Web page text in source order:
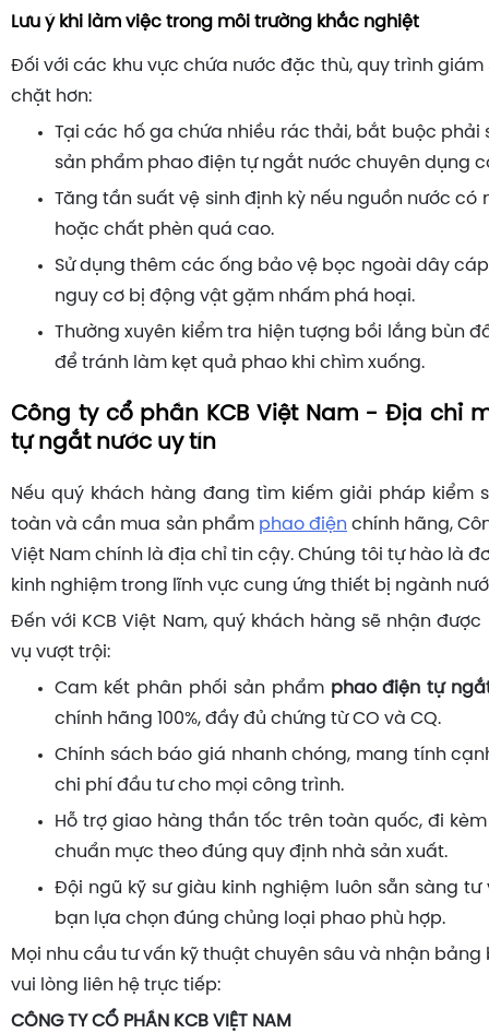
Lưu ý khi làm việc trong môi trường khắc nghiệt
Đối với các khu vực chứa nước đặc thù, quy trình
chặt hơn:
Tại các hố ga chứa nhiều rác thải, bắt buộc phải
sản phẩm phao điện tự ngắt nước chuyên dụng
Tăng tần suất vệ sinh định kỳ nếu nguồn nước có
hoặc chất phèn quá cao.
Sử dụng thêm các ống bảo vệ bọc ngoài dây
nguy cơ bị động vật gặm nhấm phá hoại.
Thường xuyên kiểm tra hiện tượng bồi lắng bùn
để tránh làm kẹt quả phao khi chìm xuống.
Công ty cổ phần KCB Việt Nam - Địa chỉ
tự ngắt nước uy tín
Nếu quý khách hàng đang tìm kiếm giải pháp kiểm
toàn và cần mua sản phẩm phao điện chính hãng,
Việt Nam chính là địa chỉ tin cậy. Chúng tôi tự hào là
kinh nghiệm trong lĩnh vực cung ứng thiết bị ngành
Đến với KCB Việt Nam, quý khách hàng sẽ nhận
vụ vượt trội:
Cam kết phân phối sản phẩm phao điện tự
chính hãng 100%, đầy đủ chứng từ CO và CQ.
Chính sách báo giá nhanh chóng, mang tính
chi phí đầu tư cho mọi công trình.
Hỗ trợ giao hàng thần tốc trên toàn quốc, đi
chuẩn mực theo đúng quy định nhà sản xuất.
Đội ngũ kỹ sư giàu kinh nghiệm luôn sẵn sàng tư
bạn lựa chọn đúng chủng loại phao phù hợp.
Mọi nhu cầu tư vấn kỹ thuật chuyên sâu và nhận bảng
vui lòng liên hệ trực tiếp:
CÔNG TY CỔ PHẦN KCB VIỆT NAM